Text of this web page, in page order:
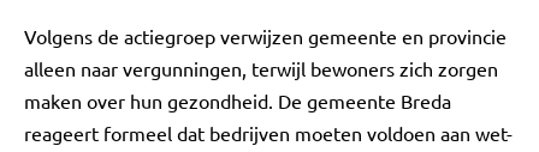
Volgens de actiegroep verwijzen gemeente en provincie
alleen naar vergunningen, terwijl bewoners zich zorgen
maken over hun gezondheid. De gemeente Breda
reageert formeel dat bedrijven moeten voldoen aan wet-